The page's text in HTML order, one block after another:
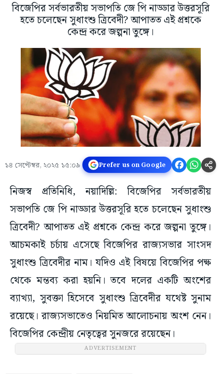
বিজেপির সর্বভারতীয় সভাপতি জে পি নাড্ডার উত্তরসূরি
হতে চলেছেন সুধাংশু ত্রিবেদী? আপাতত এই প্রশ্নকে
কেন্দ্র করে জল্পনা তুঙ্গে।
১৪ সেপ্টেম্বর, ২০২৫ ১৫:০৯ Prefer us on Google
নিজস্ব প্রতিনিধি, নয়াদিল্লি: বিজেপির সর্বভারতীয়
সভাপতি জে পি নাড্ডার উত্তরসূরি হতে চলেছেন সুধাংশু
ত্রিবেদী? আপাতত এই প্রশ্নকে কেন্দ্র করে জল্পনা তুঙ্গে।
আচমকাই চর্চায় এসেছে বিজেপির রাজ্যসভার সাংসদ
সুধাংশু ত্রিবেদীর নাম। যদিও এই বিষয়ে বিজেপির পক্ষ
থেকে মন্তব্য করা হয়নি। তবে দলের একটি অংশের
ব্যাখ্যা, সুবক্তা হিসেবে সুধাংশু ত্রিবেদীর যথেষ্ট সুনাম
রয়েছে। রাজ্যসভাতেও নিয়মিত আলোচনায় অংশ নেন।
বিজেপির কেন্দ্রীয় নেতৃত্বের সুনজরে রয়েছেন।
ADVERTISEMENT